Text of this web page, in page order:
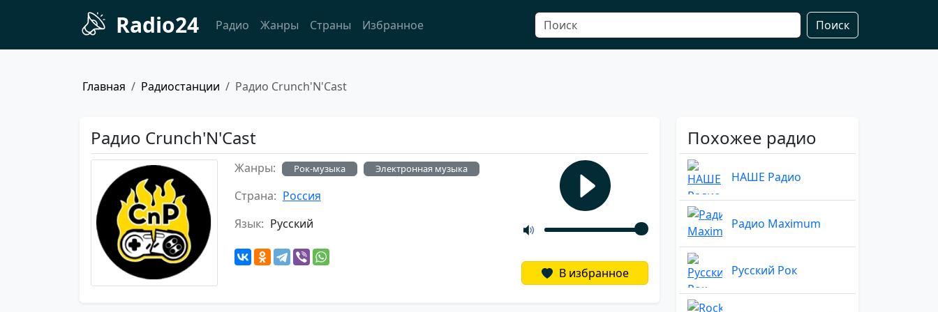
Radio24 Радио Жанры Страны Избранное Поиск
Главная Радиостанции Радио Crunch'N'Cast
Радио Crunch'N'Cast
Жанры: Рок-музыка Электронная музыка
Страна: Россия
Язык: Русский
В избранное
Похожее радио
НАШЕ Радио
Радио Maximum
Русский Рок